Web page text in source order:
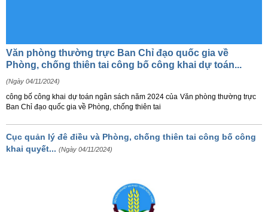
Văn phòng thường trực Ban Chỉ đạo quốc gia về
Phòng, chống thiên tai công bố công khai dự toán...
(Ngày 04/11/2024)
công bố công khai dự toán ngân sách năm 2024 của Văn phòng thường trực
Ban Chỉ đạo quốc gia về Phòng, chống thiên tai
Cục quản lý đê điều và Phòng, chống thiên tai công bố công
khai quyết... (Ngày 04/11/2024)